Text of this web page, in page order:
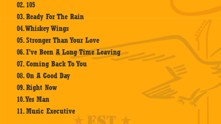
02. 105
03. Ready For The Rain
04. Whiskey Wings
05. Stronger Than Your Love
06. I’ve Been A Long Time Leaving
07. Coming Back To You
08. On A Good Day
09. Right Now
10. Yes Man
11. Music Executive